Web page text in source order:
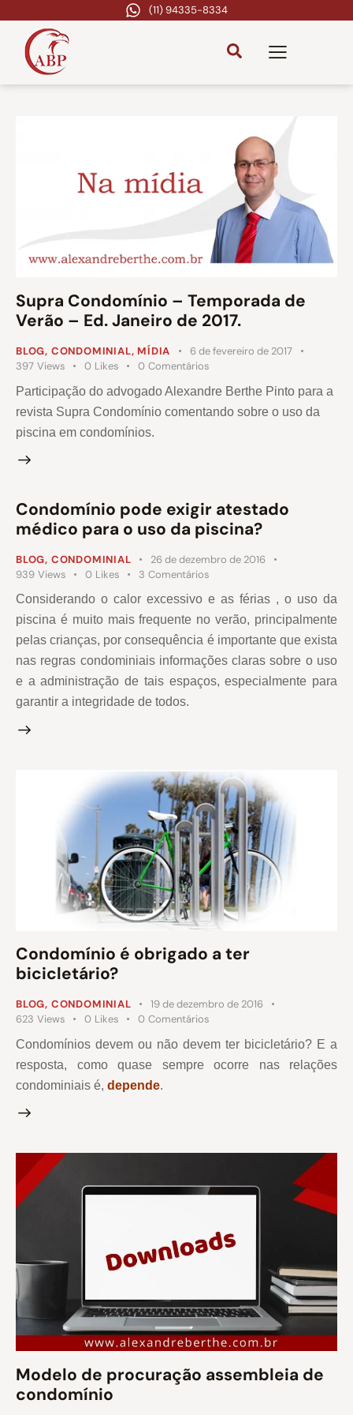
(11) 94335-8334
Supra Condomínio – Temporada de
Verão – Ed. Janeiro de 2017.
BLOG, CONDOMINIAL, MÍDIA
6 de fevereiro de 2017
397 Views 0 Likes 0 Comentários
Participação do advogado Alexandre Berthe Pinto para a
revista Supra Condomínio comentando sobre o uso da
piscina em condomínios.
Condomínio pode exigir atestado
médico para o uso da piscina?
BLOG, CONDOMINIAL
26 de dezembro de 2016
939 Views 0 Likes 3 Comentários
Considerando o calor excessivo e as férias , o uso da
piscina é muito mais frequente no verão, principalmente
pelas crianças, por consequência é importante que exista
nas regras condominiais informações claras sobre o uso
e a administração de tais espaços, especialmente para
garantir a integridade de todos.
Condomínio é obrigado a ter
bicicletário?
BLOG, CONDOMINIAL
19 de dezembro de 2016
623 Views 0 Likes 0 Comentários
Condomínios devem ou não devem ter bicicletário? E a
resposta, como quase sempre ocorre nas relações
condominiais é, depende.
Modelo de procuração assembleia de
condomínio